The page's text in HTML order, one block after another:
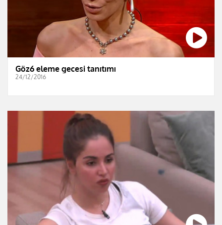
Göz6 eleme gecesi tanıtımı
24/12/2016